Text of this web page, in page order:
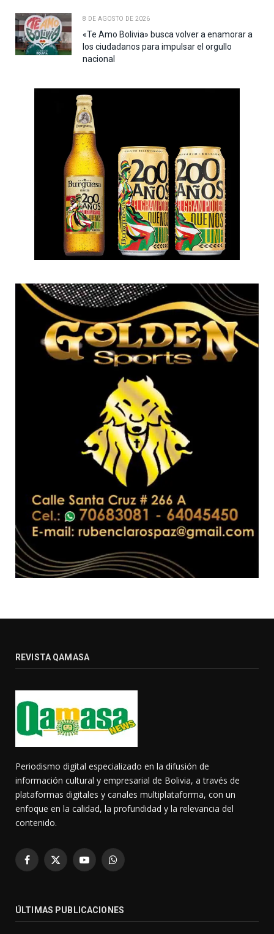
8 DE AGOSTO DE 2026
«Te Amo Bolivia» busca volver a enamorar a
los ciudadanos para impulsar el orgullo
nacional
REVISTA QAMASA
Periodismo digital especializado en la difusión de
información cultural y empresarial de Bolivia, a través de
plataformas digitales y canales multiplataforma, con un
enfoque en la calidad, la profundidad y la relevancia del
contenido.
Facebook
X
YouTubeWhatsApp
ÚLTIMAS PUBLICACIONES